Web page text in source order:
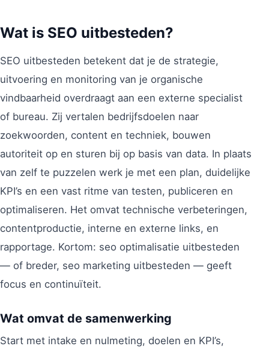
Wat is SEO uitbesteden?
SEO uitbesteden betekent dat je de strategie,
uitvoering en monitoring van je organische
vindbaarheid overdraagt aan een externe specialist
of bureau. Zij vertalen bedrijfsdoelen naar
zoekwoorden, content en techniek, bouwen
autoriteit op en sturen bij op basis van data. In plaats
van zelf te puzzelen werk je met een plan, duidelijke
KPI’s en een vast ritme van testen, publiceren en
optimaliseren. Het omvat technische verbeteringen,
contentproductie, interne en externe links, en
rapportage. Kortom: seo optimalisatie uitbesteden
— of breder, seo marketing uitbesteden — geeft
focus en continuïteit.
Wat omvat de samenwerking
Start met intake en nulmeting, doelen en KPI’s,